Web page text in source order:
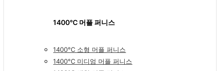
1400°C 머플 퍼니스
1400°C 소형 머플 퍼니스
1400°C 미디엄 머플 퍼니스